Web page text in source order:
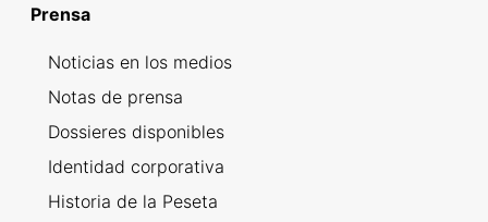
Prensa
Noticias en los medios
Notas de prensa
Dossieres disponibles
Identidad corporativa
Historia de la Peseta